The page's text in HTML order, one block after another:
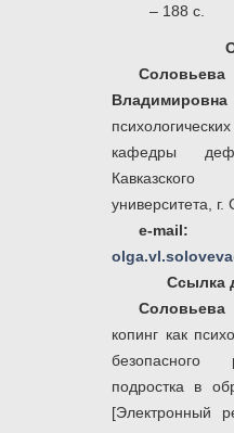
– 188 с.
Владимировна
кафедры
университета, г.
e-mail:
Ссылка
копинг как
безопасного
подростка в
[Электронный